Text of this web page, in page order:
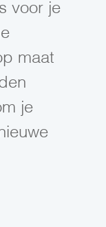
voor je
maat
je